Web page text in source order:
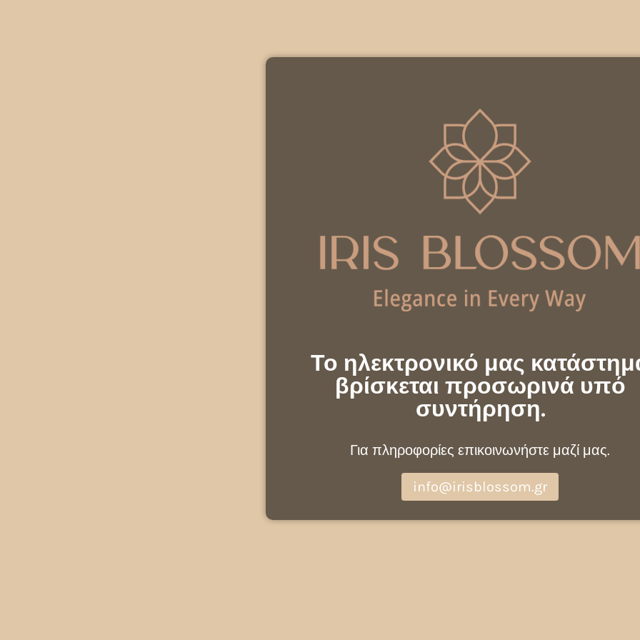
Το ηλεκτρονικό μας
βρίσκεται προσωρινά υπό
συντήρηση.
Για πληροφορίες επικοινωνήστε μαζί μας.
info@irisblossom.gr